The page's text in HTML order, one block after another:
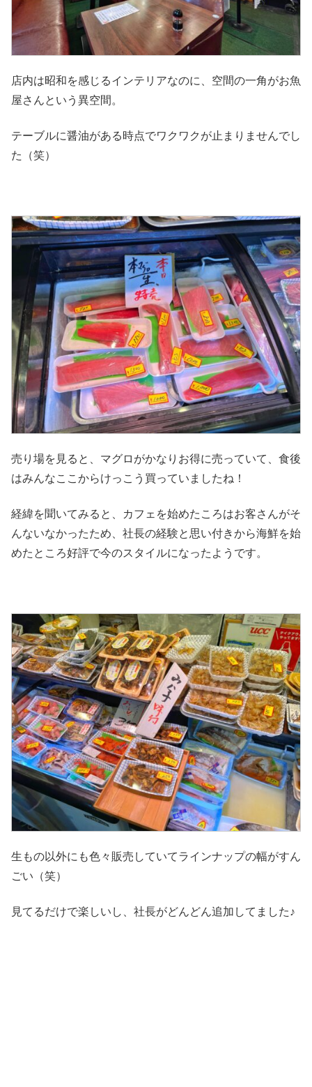
店内は昭和を感じるインテリアなのに、空間の一角がお魚
屋さんという異空間。
テーブルに醤油がある時点でワクワクが止まりませんでし
た（笑）
売り場を見ると、マグロがかなりお得に売っていて、食後
はみんなここからけっこう買っていましたね！
経緯を聞いてみると、カフェを始めたころはお客さんがそ
んないなかったため、社長の経験と思い付きから海鮮を始
めたところ好評で今のスタイルになったようです。
生もの以外にも色々販売していてラインナップの幅がすん
ごい（笑）
見てるだけで楽しいし、社長がどんどん追加してました♪